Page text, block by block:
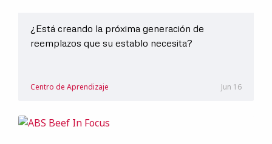
¿Está creando la próxima generación de
reemplazos que su establo necesita?
Centro de Aprendizaje Jun 16